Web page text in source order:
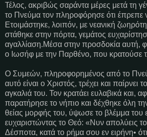
Τέλος, ακριβώς σαράντα μέρες μετά τη
το Πνεύμα τον πληροφόρησε ότι έπρεπε
Ετοιμάστηκε, λοιπόν, με νεανική
στάθηκε στην πόρτα, γεμάτος
αγαλλίαση.Μέσα στην προσδοκία αυτή,
ο Ιωσήφ με την Παρθένο, που κρατούσε
Ο Συμεών, πληροφορημένος από το
αυτό είναι ο Χριστός, τρέχει και παίρνει
αγκαλιά του. Τον κρατάει ευλαβικά και,
παρατήρησε το νήπιο και δέχθηκε όλη
θείας μορφής του, ύψωσε το βλέμμα του
ευχαριστώντας το Θεό: «Νυν απολύεις
Δέσποτα, κατά το ρήμα σου εν ειρήνη•